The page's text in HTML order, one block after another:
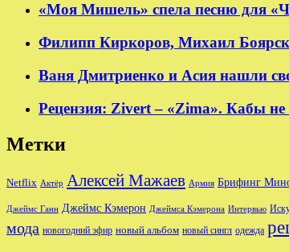
«Моя Мишель» спела песню для
Филипп Киркоров, Михаил
Ваня Дмитриенко и Асия нашли
Рецензия: Zivert – «Zima». Кабы
Метки
Netflix Актёр Алексей Мажаев Армия Брифинг
Джеймс Ганн Джеймс Кэмерон Джеймса Кэмерона Интервью
мода новогодний эфир новый альбом новый сингл одежда